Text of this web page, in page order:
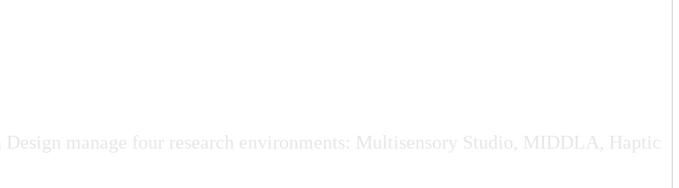
manage four research environments: Multisensory Studio, MIDDLA, Haptic